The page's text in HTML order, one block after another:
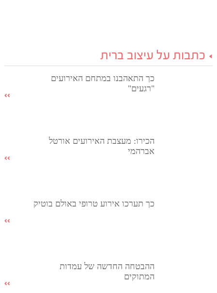
כתבות על עיצוב ברית
כך התאהבנו במתחם האירועים
"רגעים"
הכירו: מעצבת האירועים אורטל
אברהמי
כך תערכו אירוע טרופי באולם בוטיק
ההבטחה החדשה של עמדות
המתוקים